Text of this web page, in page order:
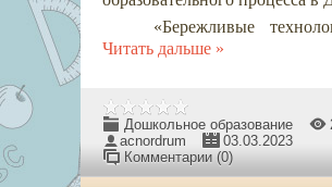
«Бережливые
Читать дальше »
Дошкольное образование
acnordrum
03.03.2023
Комментарии (0)